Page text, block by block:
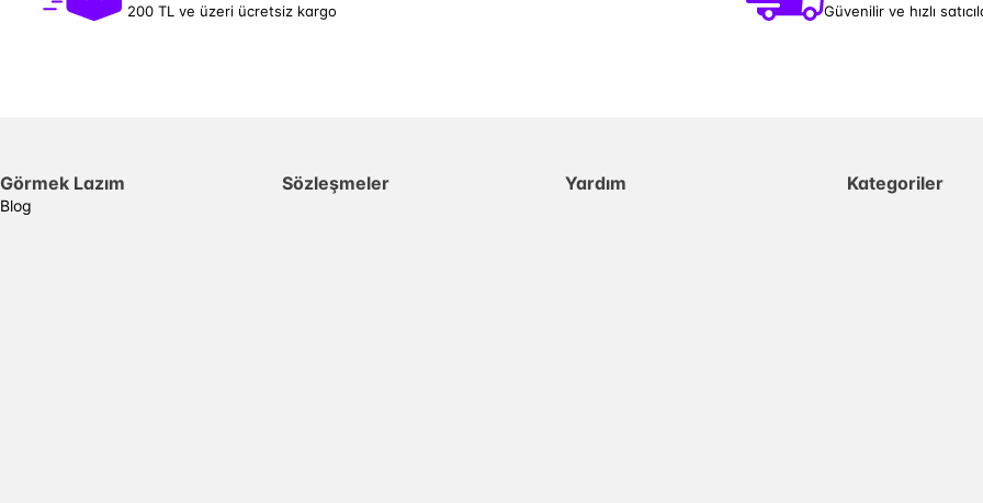
200 TL ve üzeri ücretsiz kargo Güvenilir ve hızlı
Görmek Lazım
Blog
Sözleşmeler Yardım
Kategoriler